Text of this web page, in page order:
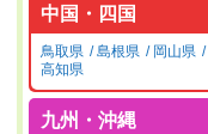
中国・四国
鳥取県 島根県 岡山県
高知県
九州・沖縄